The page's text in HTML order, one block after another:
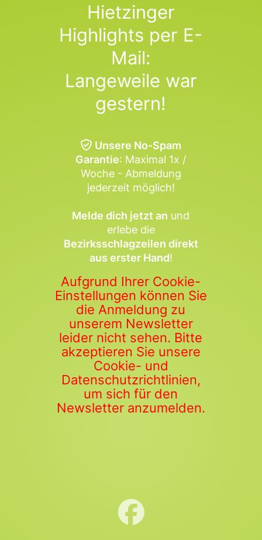
Hietzinger
Highlights per E-
Mail:
Langeweile war
gestern!
Unsere No-Spam
Garantie: Maximal 1x /
Woche - Abmeldung
jederzeit möglich!
Melde dich jetzt an und
erlebe die
Bezirksschlagzeilen direkt
aus erster Hand!
Aufgrund Ihrer Cookie-
Einstellungen können Sie
die Anmeldung zu
unserem Newsletter
leider nicht sehen. Bitte
akzeptieren Sie unsere
Cookie- und
Datenschutzrichtlinien,
um sich für den
Newsletter anzumelden.